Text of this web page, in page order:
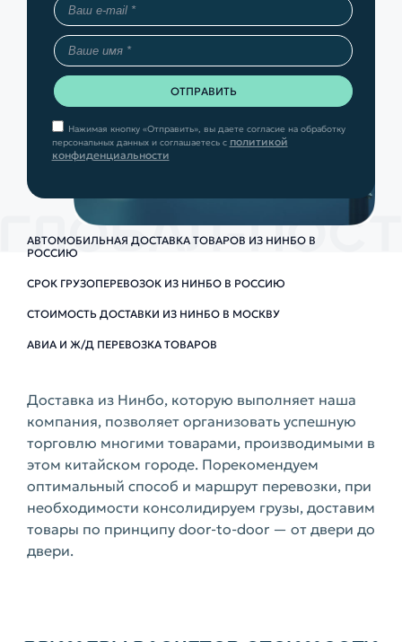
Нажимая кнопку «Отправить», вы даете согласие на обработку
персональных данных и соглашаетесь с политикой
конфиденциальности
АВТОМОБИЛЬНАЯ ДОСТАВКА ТОВАРОВ ИЗ НИНБО В
РОССИЮ
СРОК ГРУЗОПЕРЕВОЗОК ИЗ НИНБО В РОССИЮ
СТОИМОСТЬ ДОСТАВКИ ИЗ НИНБО В МОСКВУ
АВИА И Ж/Д ПЕРЕВОЗКА ТОВАРОВ
Доставка из Нинбо, которую выполняет наша
компания, позволяет организовать успешную
торговлю многими товарами, производимыми в
этом китайском городе. Порекомендуем
оптимальный способ и маршрут перевозки, при
необходимости консолидируем грузы, доставим
товары по принципу door-to-door — от двери до
двери.